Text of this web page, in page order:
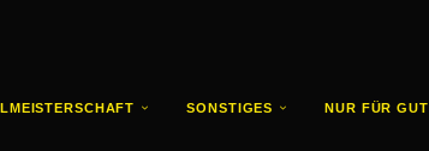
SONSTIGES NUR FÜR